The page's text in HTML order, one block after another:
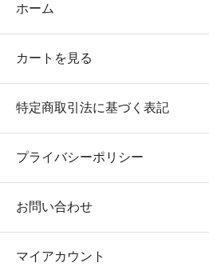
ホーム
カートを見る
特定商取引法に基づく表記
プライバシーポリシー
お問い合わせ
マイアカウント